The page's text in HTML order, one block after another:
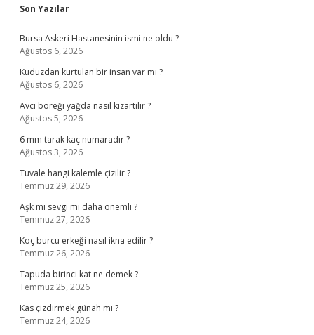
Sidebar
Son Yazılar
Bursa Askeri Hastanesinin ismi ne oldu ?
Ağustos 6, 2026
Kuduzdan kurtulan bir insan var mı ?
Ağustos 6, 2026
Avcı böreği yağda nasıl kızartılır ?
Ağustos 5, 2026
6 mm tarak kaç numaradır ?
Ağustos 3, 2026
Tuvale hangi kalemle çizilir ?
Temmuz 29, 2026
Aşk mı sevgi mi daha önemli ?
Temmuz 27, 2026
Koç burcu erkeği nasıl ikna edilir ?
Temmuz 26, 2026
Tapuda birinci kat ne demek ?
Temmuz 25, 2026
Kas çizdirmek günah mı ?
Temmuz 24, 2026